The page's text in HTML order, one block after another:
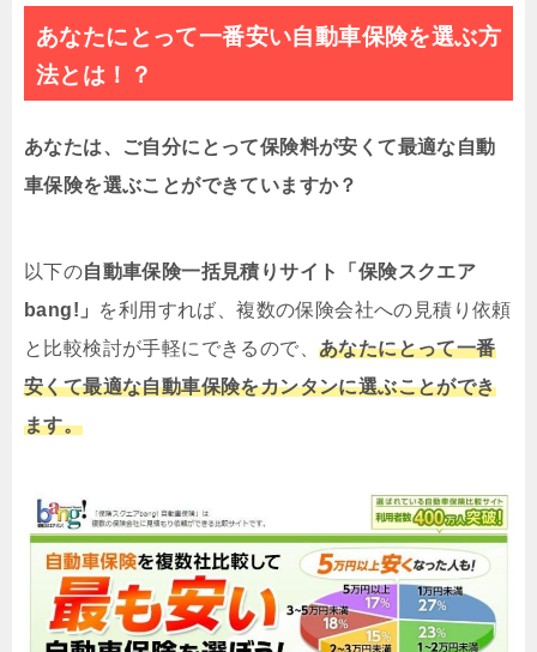
あなたにとって一番安い自動車保険を選ぶ方
法とは！？
あなたは、ご自分にとって保険料が安くて最適な自動
車保険を選ぶことができていますか？
以下の自動車保険一括見積りサイト「保険スクエア
bang!」 を利用すれば、複数の保険会社への見積り依頼
と比較検討が手軽にできるので、 あなたにとって一番
安くて最適な自動車保険をカンタンに選ぶことができ
ます。